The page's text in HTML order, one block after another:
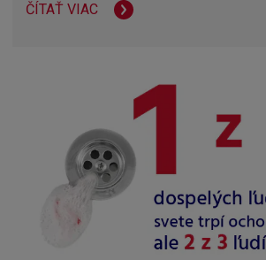
ČÍTAŤ VIAC